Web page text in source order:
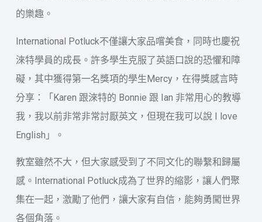
的樂趣。
International Potluck不僅讓大家品嚐美食，同時也慶祝
淶特學員的成長。許多學生克服了英語口說的恐懼和障
礙，其中獲得第一名獎項的學生Mercy，在得獎感言時
分享：「Karen 跟淶特的 Bonnie 跟 Ian 非常用心的教導
我，我以前非常非常討厭英文，但現在我可以說 I love
English」。
教室雖然不大，但大家感受到了不同文化的聯繫和歸屬
感。International Potluck成為了世界的縮影，讓人們聚
集在一起，激勵了他們，讓大家有自信，能夠勇闖世界
各個角落。